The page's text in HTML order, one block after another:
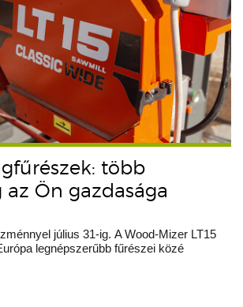
több
az Ön gazdasága
július 31-ig. A Wood-Mizer LT15
legnépszerűbb fűrészei közé